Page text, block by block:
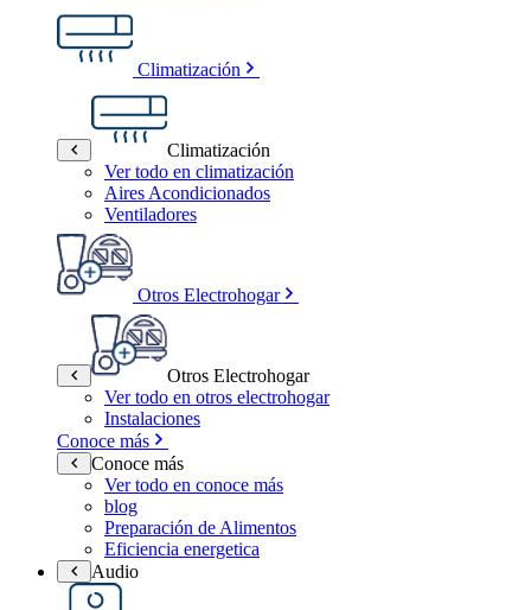
Climatización
Climatización
Ver todo en climatización
Aires Acondicionados
Ventiladores
Otros Electrohogar
Otros Electrohogar
Ver todo en otros electrohogar
Instalaciones
Conoce más
Conoce más
Ver todo en conoce más
blog
Preparación de Alimentos
Eficiencia energetica
Audio